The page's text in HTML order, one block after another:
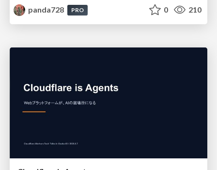
panda728
PRO 0 210